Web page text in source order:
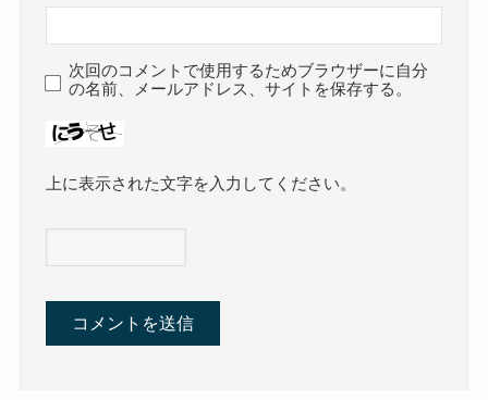
次回のコメントで使用するためブラウザーに自分
の名前、メールアドレス、サイトを保存する。
上に表示された文字を入力してください。